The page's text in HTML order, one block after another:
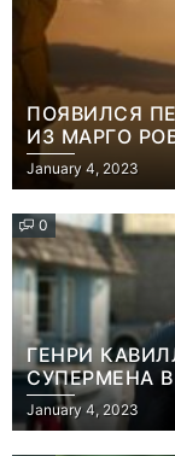
ПОЯВИЛСЯ
ИЗ МАРГО
January 4, 2023
0
ГЕНРИ
СУПЕРМЕНА
January 4, 2023